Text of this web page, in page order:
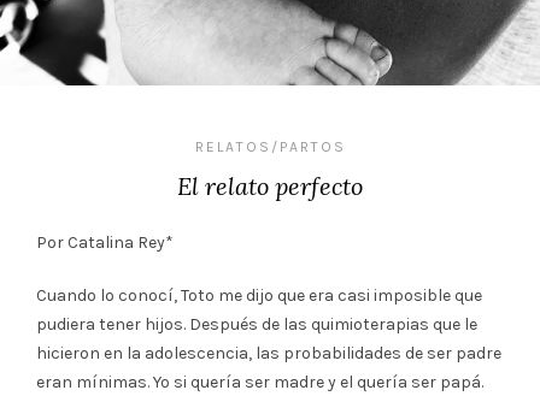
RELATOS/PARTOS
El relato perfecto
Por Catalina Rey*
Cuando lo conocí, Toto me dijo que era casi imposible que
pudiera tener hijos. Después de las quimioterapias que le
hicieron en la adolescencia, las probabilidades de ser padre
eran mínimas. Yo si quería ser madre y el quería ser papá.